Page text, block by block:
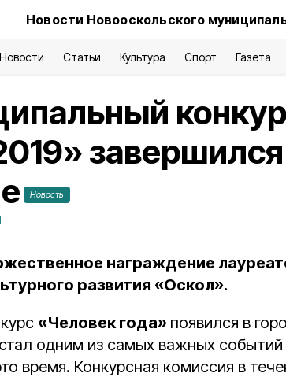
Новости Новооскольского
Новости Статьи Культура Спорт Газета
Новость
награждение
развития «Оскол».
«Человек года» появился в
одним из самых важных событий
время. Конкурсная комиссия в